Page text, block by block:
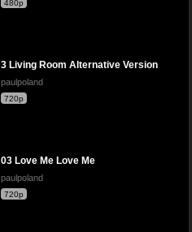
480p
3 Living Room Alternative Version
paulpoland
720p
03 Love Me Love Me
paulpoland
720p